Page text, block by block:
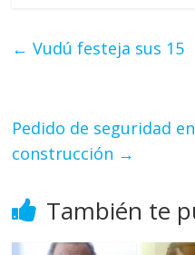
← Vudú festeja sus 15
Pedido de seguridad
construcción →
También te